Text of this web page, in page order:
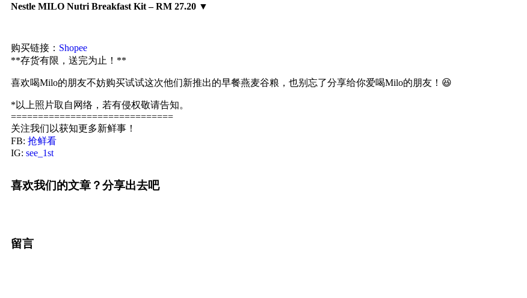
Nestle MILO Nutri Breakfast Kit – RM 27.20 ▼
购买链接： Shopee
**存货有限，送完为止！**
喜欢喝Milo的朋友不妨购买试试这次他们新推出的早餐燕麦谷粮，也别忘了分享给你爱喝Milo的朋友！😆
*以上照片取自网络，若有侵权敬请告知。
==============================
关注我们以获知更多新鲜事！
FB: 抢鲜看
IG: see_1st
喜欢我们的文章？分享出去吧
留言